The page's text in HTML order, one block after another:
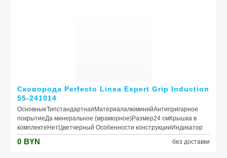
Сковорода Perfecto Linea Expert Grip Induction
55-241014
ОсновныеТипстандартнаяМатериалалюминийАнтипригарное
покрытиеДа минеральное (мраморное)Размер24 смКрышка в
комплектеНетЦветчерный Особенности конструкцииИндикатор
нагрева (термоспот)НетСовместимость с конфоркамигаз,
электро, стеклокерамика, индукцияПригодность для
0 BYN без доставки